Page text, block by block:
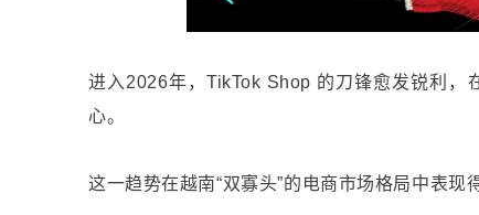
进入2026年，TikTok Shop 的刀锋愈发锐利，
心。
这一趋势在越南“双寡头”的电商市场格局中表现